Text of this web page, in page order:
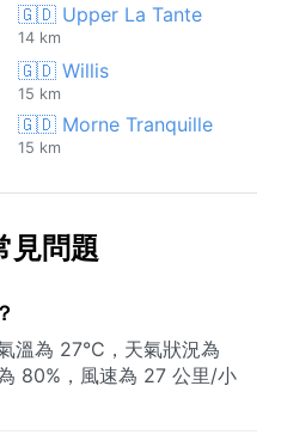
🇬🇩 Upper La Tante
14 km
🇬🇩 Willis
15 km
🇬🇩 Morne Tranquille
15 km
問題
溫為 27°C，天氣狀況為
80%，風速為 27 公里/小